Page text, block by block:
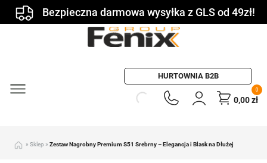
Bezpieczna darmowa wysyłka z GLS od 49zł!
HURTOWNIA B2B
0
0,00zł
» Sklep » Zestaw Nagrobny Premium S51 Srebrny – Elegancja i Blask na Dłużej